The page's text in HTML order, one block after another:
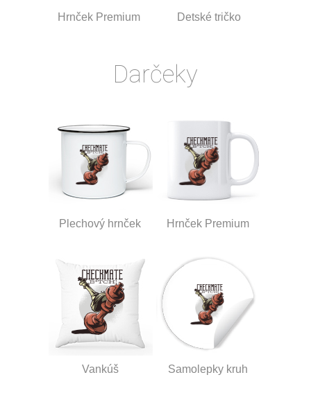
Hrnček Premium Detské tričko
Darčeky
Plechový hrnček Hrnček Premium
Vankúš Samolepky kruh